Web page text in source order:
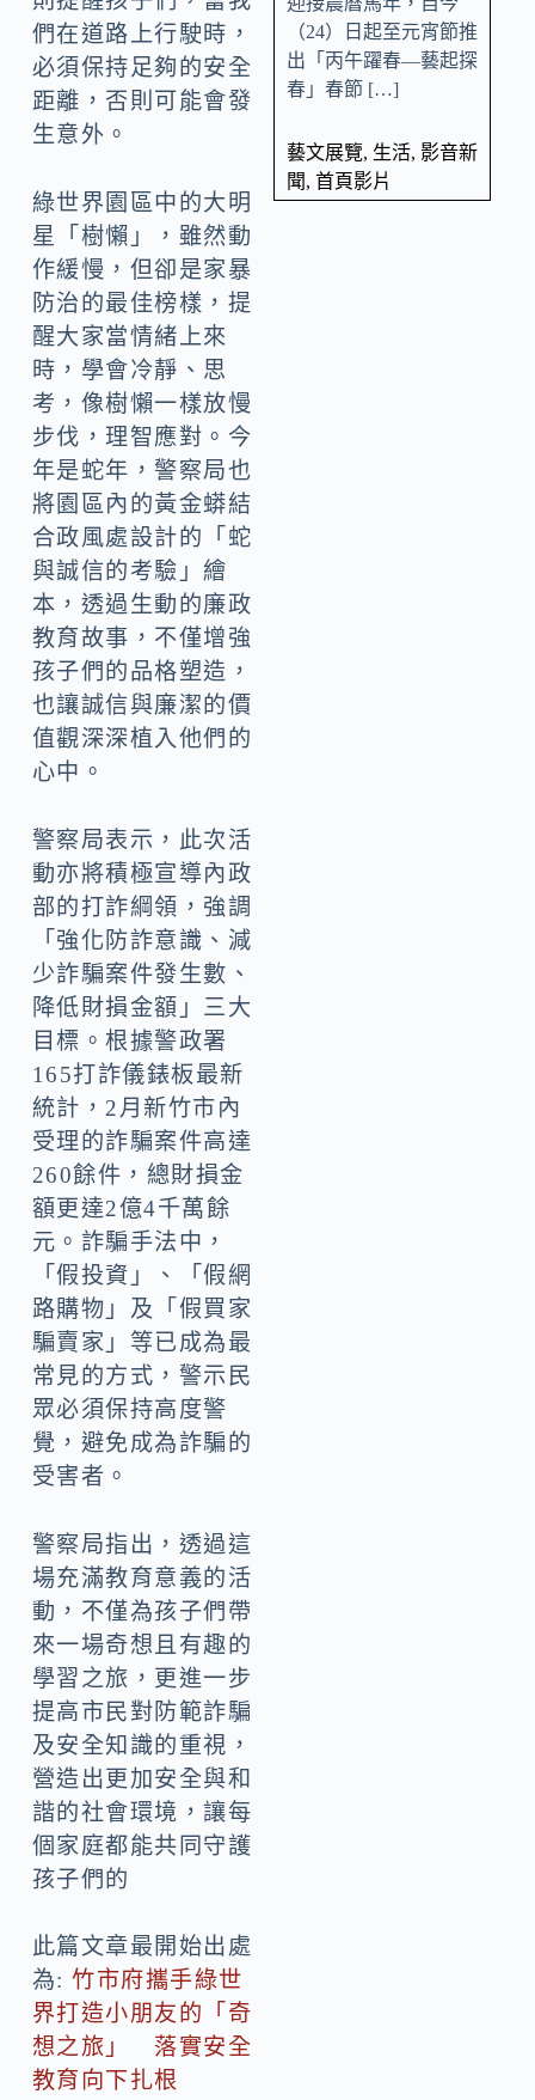
們在道路上行駛時，
必須保持足夠的安全
距離，否則可能會發
生意外。
綠世界園區中的大明
星「樹懶」，雖然動
作緩慢，但卻是家暴
防治的最佳榜樣，提
醒大家當情緒上來
時，學會冷靜、思
考，像樹懶一樣放慢
步伐，理智應對。今
年是蛇年，警察局也
將園區內的黃金蟒結
合政風處設計的「蛇
與誠信的考驗」繪
本，透過生動的廉政
教育故事，不僅增強
孩子們的品格塑造，
也讓誠信與廉潔的價
值觀深深植入他們的
心中。
警察局表示，此次活
動亦將積極宣導內政
部的打詐綱領，強調
「強化防詐意識、減
少詐騙案件發生數、
降低財損金額」三大
目標。根據警政署
165打詐儀錶板最新
統計，2月新竹市內
受理的詐騙案件高達
260餘件，總財損金
額更達2億4千萬餘
元。詐騙手法中，
「假投資」、「假網
路購物」及「假買家
騙賣家」等已成為最
常見的方式，警示民
眾必須保持高度警
覺，避免成為詐騙的
受害者。
警察局指出，透過這
場充滿教育意義的活
動，不僅為孩子們帶
來一場奇想且有趣的
學習之旅，更進一步
提高市民對防範詐騙
及安全知識的重視，
營造出更加安全與和
諧的社會環境，讓每
個家庭都能共同守護
孩子們的
此篇文章最開始出處
為:竹市府攜手綠世
界打造小朋友的「奇
想之旅」 落實安全
教育向下扎根
（24）日起至元宵節推
出「丙午躍春—藝起探
春」春節 […]
藝文展覽, 生活, 影音新
聞, 首頁影片